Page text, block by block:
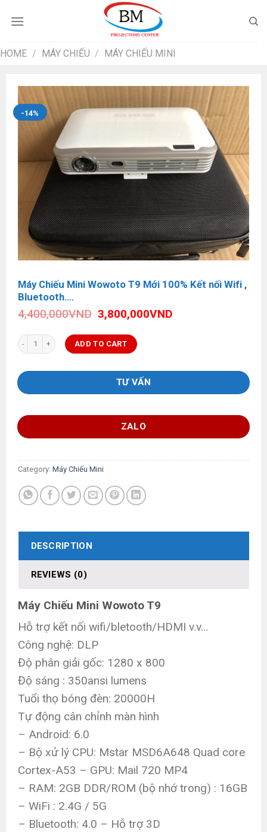
đến
dung
HOME / MÁY CHIẾU / MÁY CHIẾU MINI
-14%
Máy Chiếu Mini Wowoto T9 Mới 100% Kết nối Wifi ,
Bluetooth….
4,400,000VND Original
price
was:
4,400,000VND.
3,800,000VND
Máy Chiếu Mini Wowoto T9 Mới 100% Kết nối Wifi , Bluetooth.... quantity
ADD TO CART
TƯ VẤN
ZALO
Category: Máy Chiếu Mini
DESCRIPTION
REVIEWS (0)
Máy Chiếu Mini Wowoto T9
Hỗ trợ kết nối wifi/bletooth/HDMI v.v…
Công nghệ: DLP
Độ phân giải gốc: 1280 x 800
Độ sáng : 350ansi lumens
Tuổi thọ bóng đèn: 20000H
Tự động cân chỉnh màn hình
– Android: 6.0
– Bộ xử lý CPU: Mstar MSD6A648 Quad core
Cortex-A53 – GPU: Mail 720 MP4
– RAM: 2GB DDR/ROM (bộ nhớ trong) : 16GB
– WiFi : 2.4G / 5G
– Bluetooth: 4.0 – Hỗ trợ 3D